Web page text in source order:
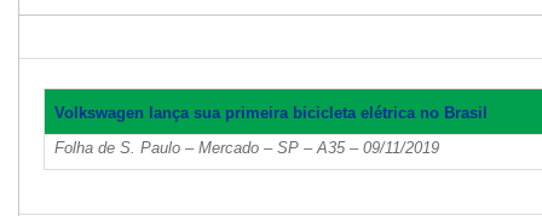
Volkswagen lança sua primeira bicicleta elétrica no Brasil
Folha de S. Paulo – Mercado – SP – A35 – 09/11/2019